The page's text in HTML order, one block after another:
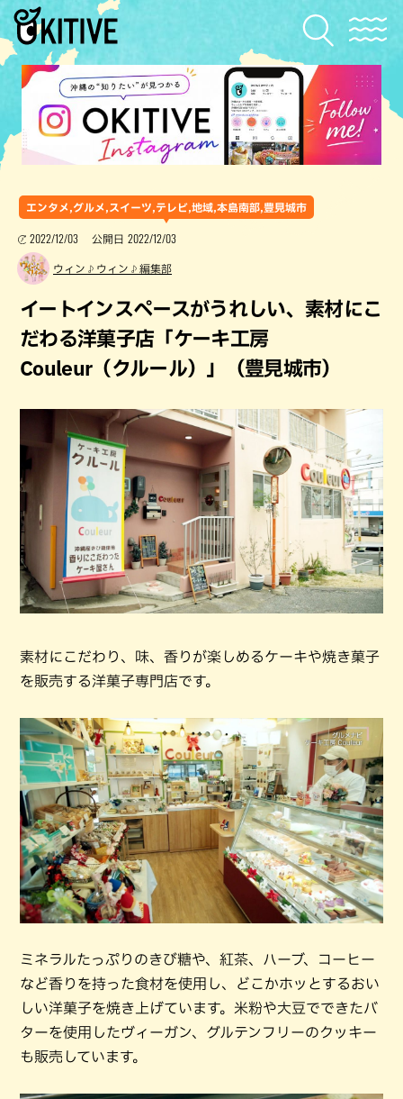
エンタメ,グルメ,スイーツ,テレビ,地域,本島南部,豊見城市
2022/12/03 公開日 2022/12/03
ウィン♪ウィン♪編集部
イートインスペースがうれしい、素材にこ
だわる洋菓子店「ケーキ工房
Couleur（クルール）」（豊見城市）
素材にこだわり、味、香りが楽しめるケーキや焼き菓子
を販売する洋菓子専門店です。
ミネラルたっぷりのきび糖や、紅茶、ハーブ、コーヒー
など香りを持った食材を使用し、どこかホッとするおい
しい洋菓子を焼き上げています。米粉や大豆でできたバ
ターを使用したヴィーガン、グルテンフリーのクッキー
も販売しています。